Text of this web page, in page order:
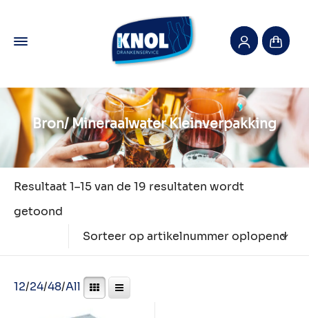
Bron/ Mineraalwater Kleinverpakking
Resultaat 1–15 van de 19 resultaten wordt
getoond
Sorteer op artikelnummer oplopend
12/24/48/All